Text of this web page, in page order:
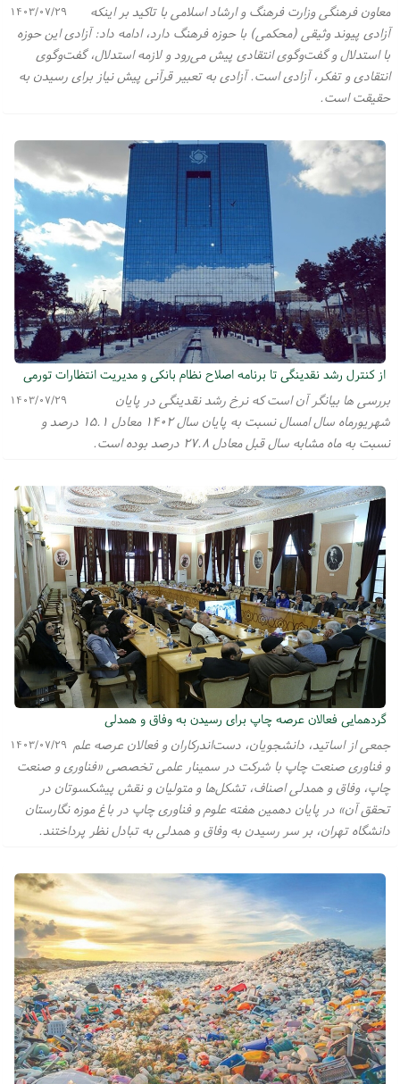
۱۴۰۳/۰۷/۲۹
معاون فرهنگی وزارت فرهنگ و ارشاد اسلامی با تاکید بر اینکه
آزادی پیوند وثیقی (محکمی) با حوزه فرهنگ دارد، ادامه داد: آزادی این حوزه
با استدلال و گفت‌وگوی انتقادی پیش می‌رود و لازمه استدلال، گفت‌وگوی
انتقادی و تفکر، آزادی است. آزادی به تعبیر قرآنی پیش نیاز برای رسیدن به
حقیقت است.
از کنترل رشد نقدینگی تا برنامه اصلاح نظام بانکی و مدیریت انتظارات تورمی
۱۴۰۳/۰۷/۲۹
بررسی ها بیانگر آن است که نرخ رشد نقدینگی در پایان
شهریورماه سال امسال نسبت به پایان سال ۱۴۰۲ معادل ۱۵.۱ درصد و
نسبت به ماه مشابه سال قبل معادل ۲۷.۸ درصد بوده است.
گردهمایی فعالان عرصه چاپ برای رسیدن به وفاق و همدلی
۱۴۰۳/۰۷/۲۹ جمعی از اساتید، دانشجویان، دست‌اندرکاران و فعالان عرصه علم
و فناوری صنعت چاپ با شرکت در سمینار علمی تخصصی «فناوری و صنعت
چاپ، وفاق و همدلی اصناف، تشکل‌ها و متولیان و نقش پیشکسوتان در
تحقق آن» در پایان دهمین هفته علوم و فناوری چاپ در باغ موزه نگارستان
دانشگاه تهران، بر سر رسیدن به وفاق و همدلی به تبادل نظر پرداختند.